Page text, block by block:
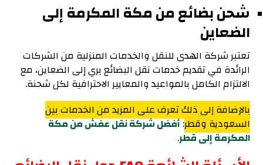
شحن بضائع من مكة المكرمة إلى
الضعاين
تعتبر شركة الهدى للنقل والخدمات المنزلية من الشركات
الرائدة في تقديم خدمات نقل البضائع بري إلى الضعاين، مع
الالتزام الكامل بالمواعيد والمعايير الاحترافية لكل شحنة.
بالإضافة إلى ذلك تعرف على المزيد من الخدمات بين
السعودية وقطر:أفضل شركة نقل عفش من مكة
المكرمة إلى قطر.